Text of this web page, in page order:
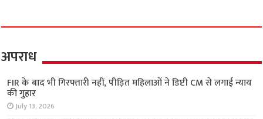
अपराध
FIR के बाद भी गिरफ्तारी नहीं, पीड़ित महिलाओं ने डिप्टी CM से लगाई न्याय
की गुहार
July 13, 2026